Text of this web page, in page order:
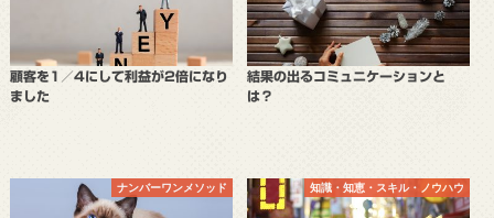
顧客を1／4にして利益が2倍になり
ました
結果の出るコミュニケーションと
は？
ナンバーワンメソッド 知識・知恵・スキル・ノウハウ